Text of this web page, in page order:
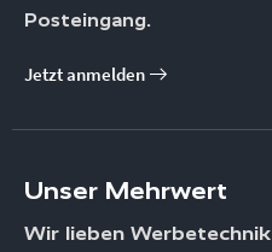
Posteingang.
Jetzt anmelden
Unser Mehrwert
Wir lieben Werbetechnik